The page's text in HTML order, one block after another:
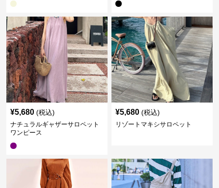
¥5,680 (税込)
ナチュラルギャザーサロペット
ワンピース
¥5,680 (税込)
リゾートマキシサロペット